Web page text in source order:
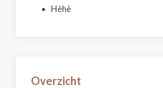
Hèhè
Overzicht